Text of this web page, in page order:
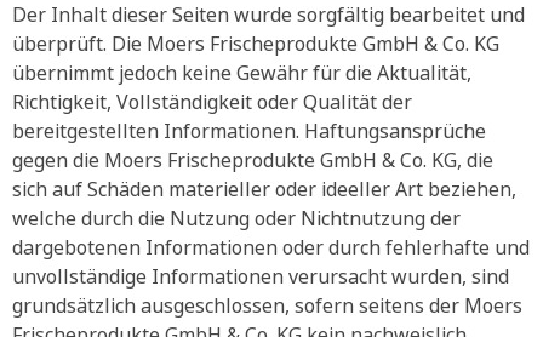
Der Inhalt dieser Seiten wurde sorgfältig bearbeitet und
überprüft. Die Moers Frischeprodukte GmbH & Co. KG
übernimmt jedoch keine Gewähr für die Aktualität,
Richtigkeit, Vollständigkeit oder Qualität der
bereitgestellten Informationen. Haftungsansprüche
gegen die Moers Frischeprodukte GmbH & Co. KG, die
sich auf Schäden materieller oder ideeller Art beziehen,
welche durch die Nutzung oder Nichtnutzung der
dargebotenen Informationen oder durch fehlerhafte und
unvollständige Informationen verursacht wurden, sind
grundsätzlich ausgeschlossen, sofern seitens der Moers